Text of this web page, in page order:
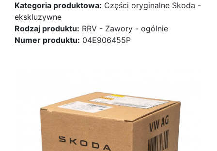
Kategoria produktowa: Części oryginalne Skoda -
ekskluzywne
Rodzaj produktu: RRV - Zawory - ogólnie
Numer produktu: 04E906455P